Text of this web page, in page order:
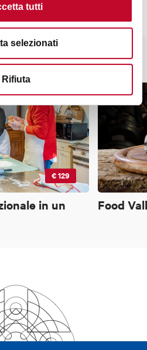
tutti
selezionati
Rifiuta
40056 Crespellano BO
anche
€ 129
in un
Food